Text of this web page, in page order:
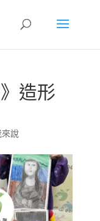
造形
來說